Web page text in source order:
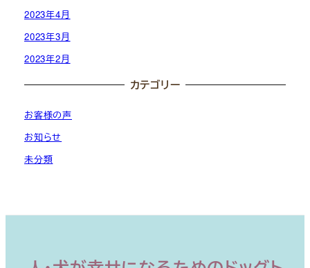
2023年4月
2023年3月
2023年2月
カテゴリー
お客様の声
お知らせ
未分類